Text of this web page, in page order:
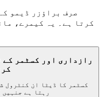
کرتا ہے۔ یہ کیمرے،
کسٹمر کا ڈیٹا ان کنٹرول
رہتا ہے جنہیں